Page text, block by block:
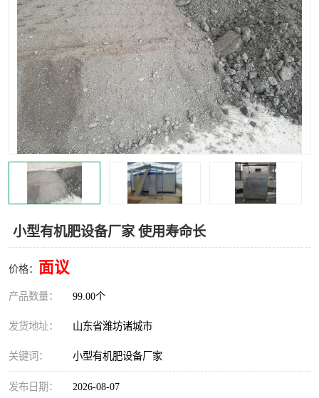
小型有机肥设备厂家 使用寿命长
价格： 面议
产品数量： 99.00个
发货地址： 山东省潍坊诸城市
关键词： 小型有机肥设备厂家
发布日期： 2026-08-07
膜式堆肥机 纳米膜发酵
膜式发酵仓 分子膜堆肥仓
分子膜发酵堆肥设备